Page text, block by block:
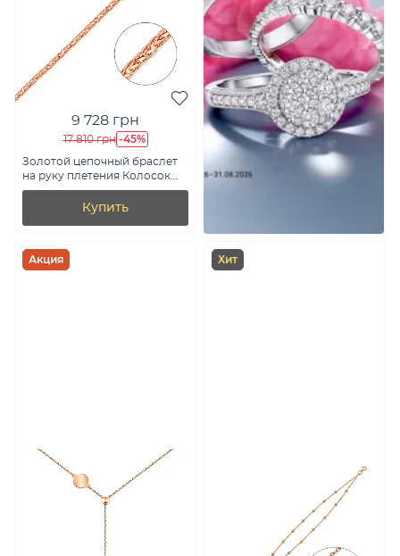
9 728 грн
17 810 грн -45%
Золотой цепочный браслет
на руку плетения Колосок
(арт. 313501)
Купить
Акция Хит